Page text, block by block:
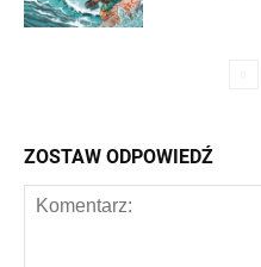
ZOSTAW ODPOWIEDŹ